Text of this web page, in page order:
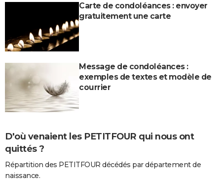
Carte de condoléances : envoyer
gratuitement une carte
Message de condoléances :
exemples de textes et modèle de
courrier
D'où venaient les PETITFOUR qui nous ont
quittés ?
Répartition des PETITFOUR décédés par département de
naissance.